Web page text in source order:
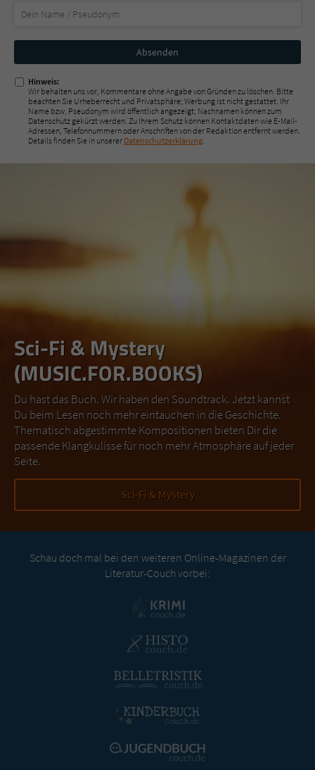
Nicht
ausfüllen!
Hinweis:
Wir behalten uns vor, Kommentare ohne Angabe von Gründen zu löschen. Bitte
beachten Sie Urheberrecht und Privatsphäre; Werbung ist nicht gestattet. Ihr
Name bzw. Pseudonym wird öffentlich angezeigt; Nachnamen können zum
Datenschutz gekürzt werden. Zu Ihrem Schutz können Kontaktdaten wie E-Mail-
Adressen, Telefonnummern oder Anschriften von der Redaktion entfernt werden.
Details finden Sie in unserer Datenschutzerklärung
Sci-Fi & Mystery
(MUSIC.FOR.BOOKS)
Du hast das Buch. Wir haben den Soundtrack. Jetzt kannst
Du beim Lesen noch mehr eintauchen in die Geschichte.
Thematisch abgestimmte Kompositionen bieten Dir die
passende Klangkulisse für noch mehr Atmosphäre auf jeder
Seite.
Sci-Fi & Mystery
Schau doch mal bei den weiteren Online-Magazinen der
Literatur-Couch vorbei: